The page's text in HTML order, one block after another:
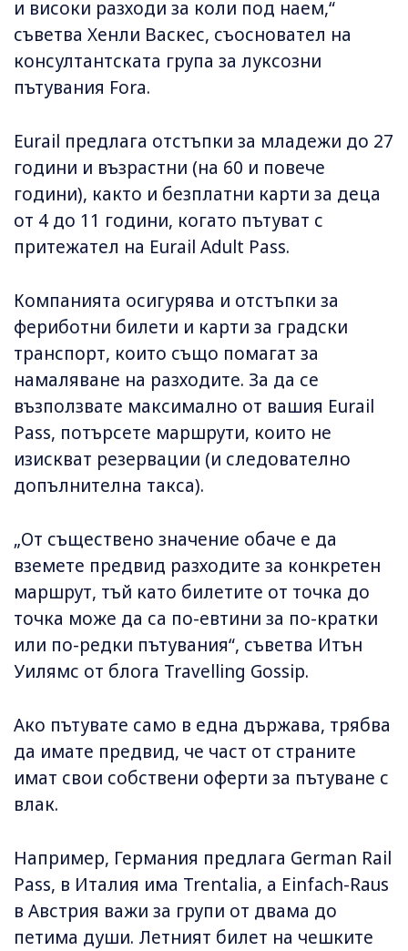
и високи разходи за коли под наем,“
съветва Хенли Васкес, съосновател на
консултантската група за луксозни
пътувания Fora.
Eurail предлага отстъпки за младежи до 27
години и възрастни (на 60 и повече
години), както и безплатни карти за деца
от 4 до 11 години, когато пътуват с
притежател на Eurail Adult Pass.
Компанията осигурява и отстъпки за
фериботни билети и карти за градски
транспорт, които също помагат за
намаляване на разходите. За да се
възползвате максимално от вашия Eurail
Pass, потърсете маршрути, които не
изискват резервации (и следователно
допълнителна такса).
„От съществено значение обаче е да
вземете предвид разходите за конкретен
маршрут, тъй като билетите от точка до
точка може да са по-евтини за по-кратки
или по-редки пътувания“, съветва Итън
Уилямс от блога Travelling Gossip.
Ако пътувате само в една държава, трябва
да имате предвид, че част от страните
имат свои собствени оферти за пътуване с
влак.
Например, Германия предлага German Rail
Pass, в Италия има Trentalia, а Einfach-Raus
в Австрия важи за групи от двама до
петима души. Летният билет на чешките